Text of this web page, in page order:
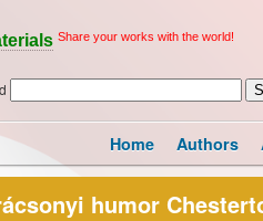
Share your works with the world!
Home Authors
humor